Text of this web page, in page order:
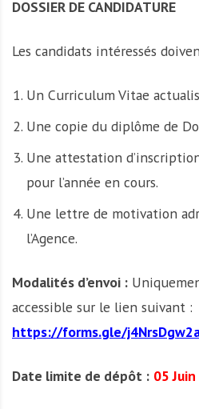
DOSSIER DE CANDIDATURE
Les candidats intéressés
Un Curriculum Vitae
Une copie du diplôme de
Une attestation
pour l’année en cours.
Une lettre de motivation
l’Agence.
Modalités d’envoi :
accessible sur le lien suivant :
https://forms.gle/
Date limite de dépôt : 05